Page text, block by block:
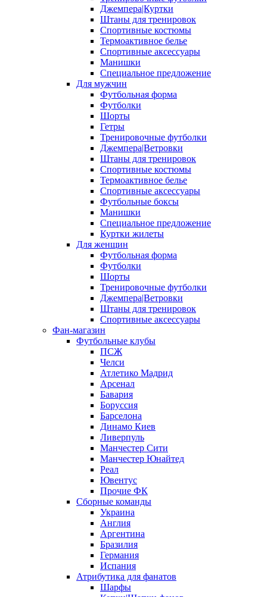
Джемпера|Куртки
Штаны для тренировок
Спортивные костюмы
Термоактивное белье
Спортивные аксессуары
Манишки
Специальное предложение
Для мужчин
Футбольная форма
Футболки
Шорты
Гетры
Тренировочные футболки
Джемпера|Ветровки
Штаны для тренировок
Спортивные костюмы
Термоактивное белье
Спортивные аксессуары
Футбольные боксы
Манишки
Специальное предложение
Куртки жилеты
Для женщин
Футбольная форма
Футболки
Шорты
Тренировочные футболки
Джемпера|Ветровки
Штаны для тренировок
Спортивные аксессуары
Фан-магазин
Футбольные клубы
ПСЖ
Челси
Атлетико Мадрид
Арсенал
Бавария
Боруссия
Барселона
Динамо Киев
Ливерпуль
Манчестер Сити
Манчестер Юнайтед
Реал
Ювентус
Прочие ФК
Сборные команды
Украина
Англия
Аргентина
Бразилия
Германия
Испания
Атрибутика для фанатов
Шарфы